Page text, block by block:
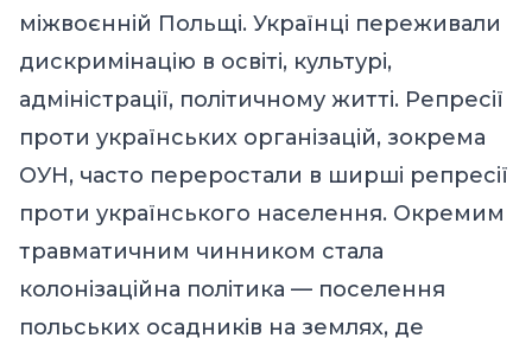
міжвоєнній Польщі. Українці переживали
дискримінацію в освіті, культурі,
адміністрації, політичному житті. Репресії
проти українських організацій, зокрема
ОУН, часто переростали в ширші репресії
проти українського населення. Окремим
травматичним чинником стала
колонізаційна політика — поселення
польських осадників на землях, де